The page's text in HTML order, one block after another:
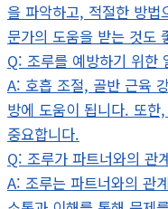
을 파악하고, 적절한 방법
문가의 도움을 받는 것도
Q: 조루를 예방하기 위한
A: 호흡 조절, 골반 근육
방에 도움이 됩니다. 또
중요합니다.
Q: 조루가 파트너와의 관
A: 조루는 파트너와의 관